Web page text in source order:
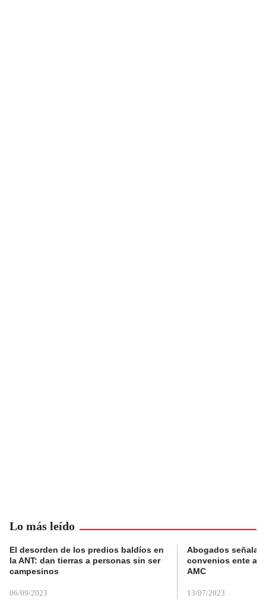
Lo más leído
El desorden de los predios baldíos en
la ANT: dan tierras a personas sin ser
campesinos
06/09/2023
Abogados
convenios ente
AMC
13/07/2023